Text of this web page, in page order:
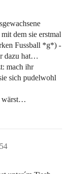
dem sie erstmal
Fussball *g*) -
dazu hat…
mach ihr
sich pudelwohl
wärst…